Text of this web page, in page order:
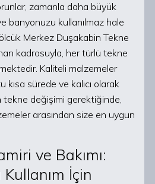
zamanla daha büyük
banyonuzu kullanılmaz hale
Merkez Duşakabin Tekne
kadrosuyla, her türlü tekne
Kaliteli malzemeler
kısa sürede ve kalıcı olarak
tekne değişimi gerektiğinde,
arasından size en uygun
ve Bakımı:
İçin